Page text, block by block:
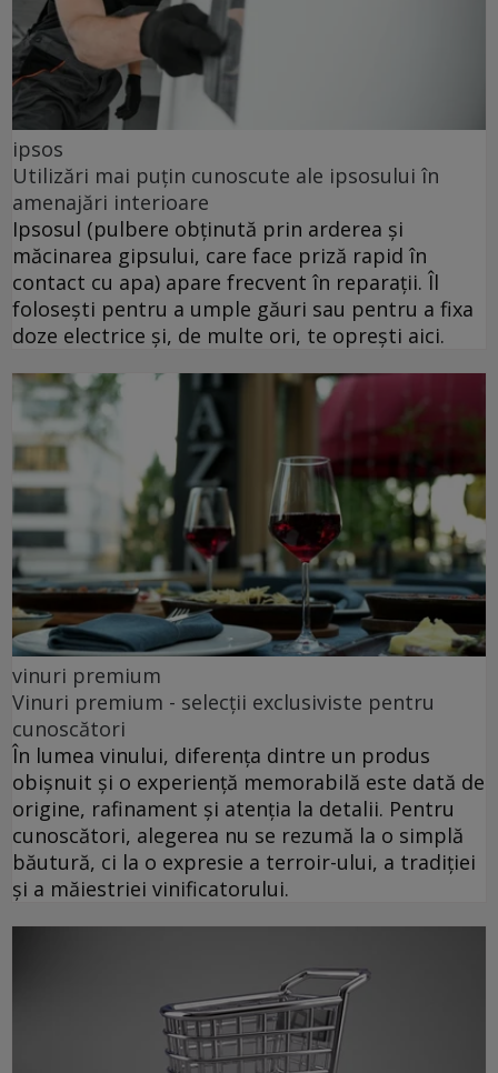
ipsos
Utilizări mai puțin cunoscute ale ipsosului în
amenajări interioare
Ipsosul (pulbere obținută prin arderea și
măcinarea gipsului, care face priză rapid în
contact cu apa) apare frecvent în reparații. Îl
folosești pentru a umple găuri sau pentru a fixa
doze electrice și, de multe ori, te oprești aici.
vinuri premium
Vinuri premium - selecții exclusiviste pentru
cunoscători
În lumea vinului, diferența dintre un produs
obișnuit și o experiență memorabilă este dată de
origine, rafinament și atenția la detalii. Pentru
cunoscători, alegerea nu se rezumă la o simplă
băutură, ci la o expresie a terroir-ului, a tradiției
și a măiestriei vinificatorului.